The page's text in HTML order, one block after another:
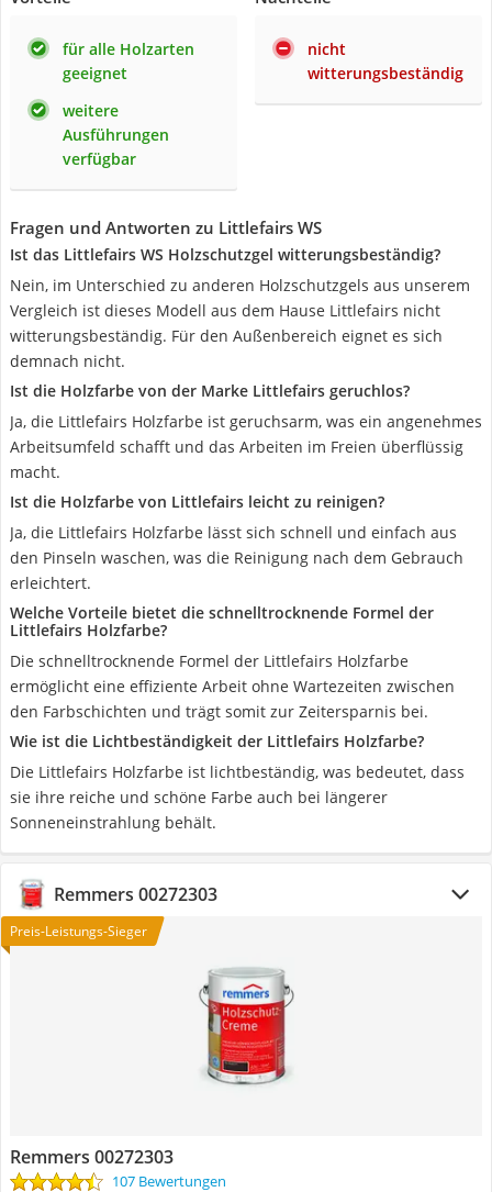
für alle Holzarten
geeignet
weitere
Ausführungen
verfügbar
nicht
witterungsbeständig
Fragen und Antworten zu Littlefairs WS
Ist das Littlefairs WS Holzschutzgel witterungsbeständig?
Nein, im Unterschied zu anderen Holzschutzgels aus unserem
Vergleich ist dieses Modell aus dem Hause Littlefairs nicht
witterungsbeständig. Für den Außenbereich eignet es sich
demnach nicht.
Ist die Holzfarbe von der Marke Littlefairs geruchlos?
Ja, die Littlefairs Holzfarbe ist geruchsarm, was ein angenehmes
Arbeitsumfeld schafft und das Arbeiten im Freien überflüssig
macht.
Ist die Holzfarbe von Littlefairs leicht zu reinigen?
Ja, die Littlefairs Holzfarbe lässt sich schnell und einfach aus
den Pinseln waschen, was die Reinigung nach dem Gebrauch
erleichtert.
Welche Vorteile bietet die schnelltrocknende Formel der
Littlefairs Holzfarbe?
Die schnelltrocknende Formel der Littlefairs Holzfarbe
ermöglicht eine effiziente Arbeit ohne Wartezeiten zwischen
den Farbschichten und trägt somit zur Zeitersparnis bei.
Wie ist die Lichtbeständigkeit der Littlefairs Holzfarbe?
Die Littlefairs Holzfarbe ist lichtbeständig, was bedeutet, dass
sie ihre reiche und schöne Farbe auch bei längerer
Sonneneinstrahlung behält.
Remmers 00272303
Preis-Leistungs-Sieger
Remmers 00272303
107 Bewertungen